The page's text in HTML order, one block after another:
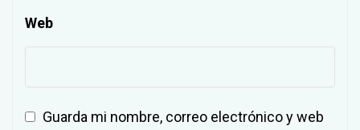
Web
Guarda mi nombre, correo electrónico y web